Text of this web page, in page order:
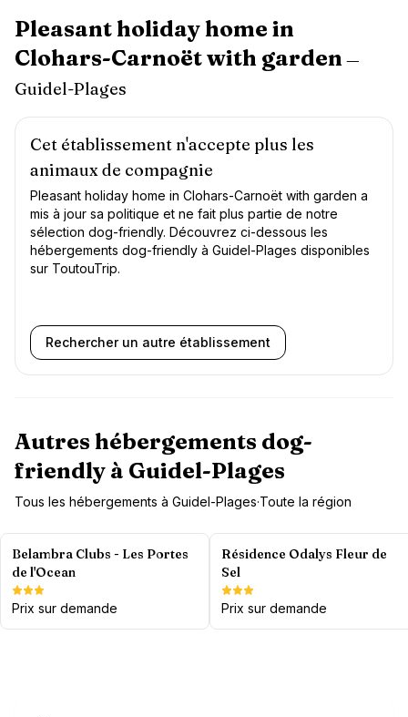
Pleasant holiday home in
Clohars-Carnoët with garden—
Guidel-Plages
Cet établissement n'accepte plus les
animaux de compagnie
Pleasant holiday home in Clohars-Carnoët with garden a
mis à jour sa politique et ne fait plus partie de notre
sélection dog-friendly. Découvrez ci-dessous les
hébergements dog-friendly à Guidel-Plages disponibles
sur ToutouTrip.
Rechercher un autre établissement
Autres hébergements dog-
friendly à Guidel-Plages
Tous les hébergements à Guidel-Plages·Toute la région
Belambra Clubs - Les Portes
de l'Ocean
Prix sur demande
Résidence Odalys Fleur de
Sel
Prix sur demande